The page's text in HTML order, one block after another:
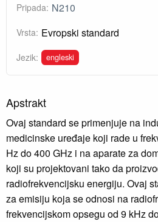
Pripada: N210
Vrsta: Evropski standard
Jezik: engleski
Apstrakt
Ovaj standard se primenjuje na
medicinske uređaje koji rade u
Hz do 400 GHz i na aparate za
koji su projektovani tako da
radiofrekvencijsku energiju. Ovaj
za emisiju koja se odnosi na
frekvencijskom opsegu od 9 kHz